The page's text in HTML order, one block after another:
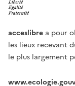
acceslibre a pour
les lieux recevant
le plus largement